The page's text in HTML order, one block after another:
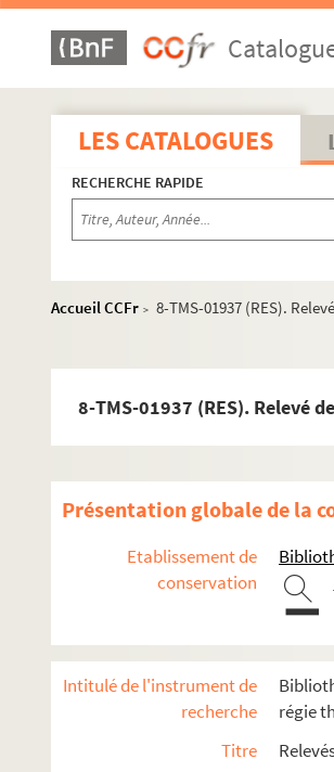
LES CATALOGUES
RECHERCHE RAPIDE
Accueil CCFr > 8-TMS-01937 (RES).
8-TMS-01937 (RES). Relevé
Présentation globale de la
Etablissement de
conservation
Intitulé de l'instrument de
recherche
régie
Titre
Georges Courteline. La paix chez
Carlo Goldoni. Paméla : comédie
Robert de Flers, Gaston-Arman de
Georges Fröschel. Papavert :